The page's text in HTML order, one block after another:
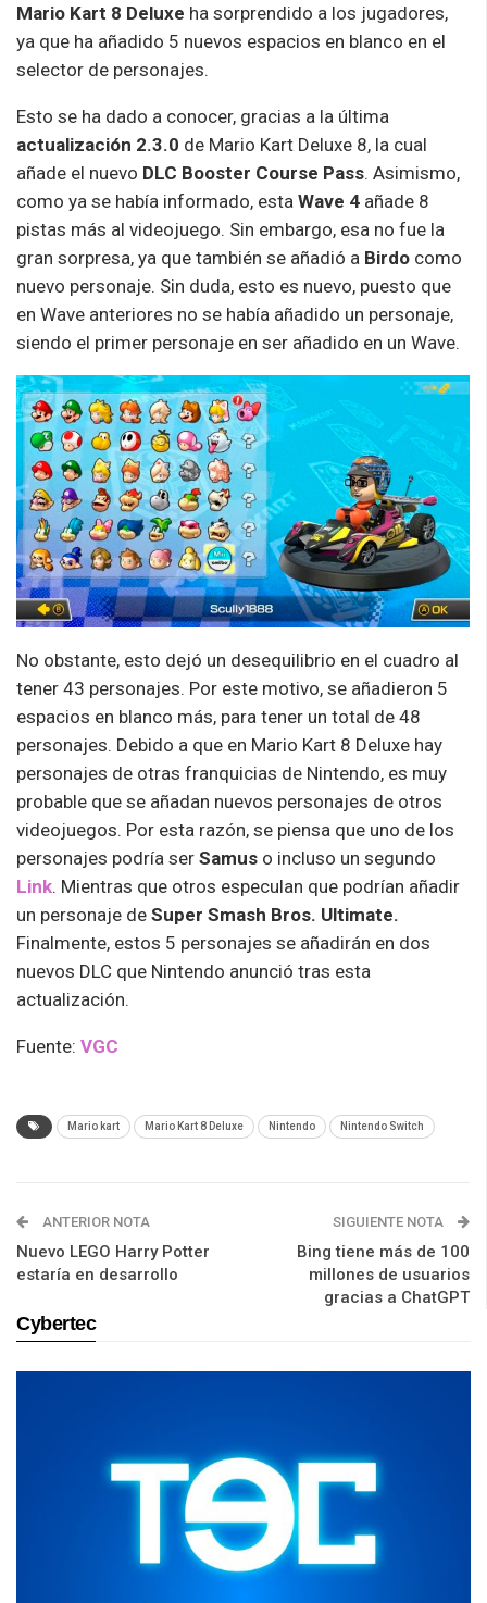
Mario Kart 8 Deluxe ha sorprendido a los jugadores,
ya que ha añadido 5 nuevos espacios en blanco en el
selector de personajes.
Esto se ha dado a conocer, gracias a la última
actualización 2.3.0 de Mario Kart Deluxe 8, la cual
añade el nuevo DLC Booster Course Pass. Asimismo,
como ya se había informado, esta Wave 4 añade 8
pistas más al videojuego. Sin embargo, esa no fue la
gran sorpresa, ya que también se añadió a Birdo como
nuevo personaje. Sin duda, esto es nuevo, puesto que
en Wave anteriores no se había añadido un personaje,
siendo el primer personaje en ser añadido en un Wave.
No obstante, esto dejó un desequilibrio en el cuadro al
tener 43 personajes. Por este motivo, se añadieron 5
espacios en blanco más, para tener un total de 48
personajes. Debido a que en Mario Kart 8 Deluxe hay
personajes de otras franquicias de Nintendo, es muy
probable que se añadan nuevos personajes de otros
videojuegos. Por esta razón, se piensa que uno de los
personajes podría ser Samus o incluso un segundo
Link. Mientras que otros especulan que podrían añadir
un personaje de Super Smash Bros. Ultimate.
Finalmente, estos 5 personajes se añadirán en dos
nuevos DLC que Nintendo anunció tras esta
actualización.
Fuente: VGC
Mario kart Mario Kart 8 Deluxe Nintendo Nintendo Switch
ANTERIOR NOTA
Nuevo LEGO Harry Potter
estaría en desarrollo
SIGUIENTE NOTA
Bing tiene más de 100
millones de usuarios
gracias a ChatGPT
Cybertec